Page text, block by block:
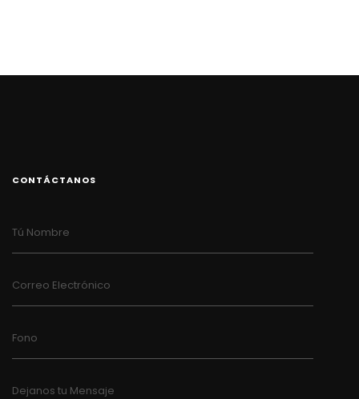
CONTÁCTANOS
Tú Nombre
Correo Electrónico
Fono
Dejanos tu Mensaje